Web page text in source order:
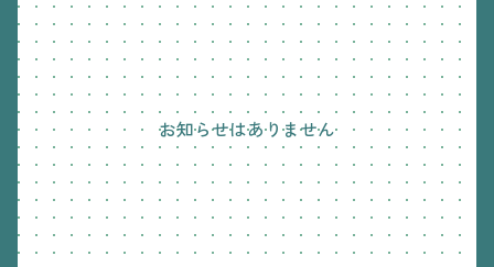
お知らせはありません